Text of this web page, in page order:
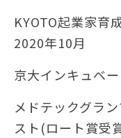
KYOTO起業家育
2020年10月
京大インキュベ
メドテックグラ
スト(ロート賞受